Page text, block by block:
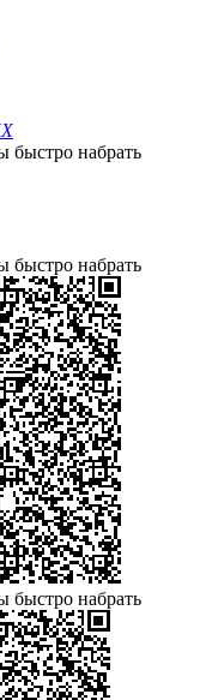
быстро набрать
быстро набрать
быстро набрать